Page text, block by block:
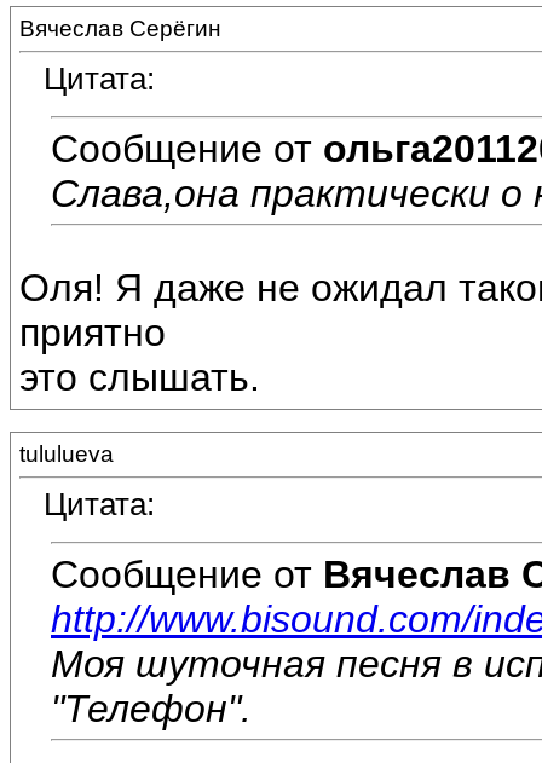
Вячеслав Серёгин
Цитата:
Сообщение от
Слава,она практически о
Оля! Я даже не ожидал
приятно
это слышать.
tululueva
Цитата:
Сообщение от Вячеслав
http://www.bisound.com/
Моя шуточная песня в
"Телефон".